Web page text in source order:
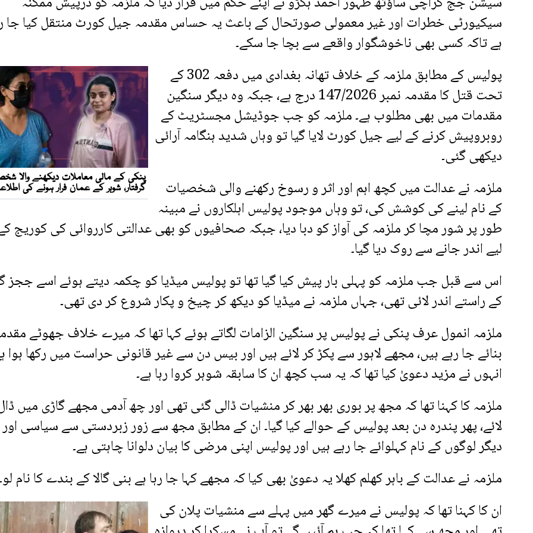
سیکیورٹی خطرات اور غیر معمولی صورتحال کے باعث یہ حساس مقدمہ جیل کورٹ منتقل کیا جا
ہے تاکہ کسی بھی ناخوشگوار واقعے سے بچا جا سکے۔
پولیس کے مطابق ملزمہ کے خلاف تھانہ بغدادی میں دفعہ 302 کے
تحت قتل کا مقدمہ نمبر 147/2026 درج ہے، جبکہ وہ دیگر سنگین
مقدمات میں بھی مطلوب ہے۔ ملزمہ کو جب جوڈیشل مجسٹریٹ کے
روبروپیش کرنے کے لیے جیل کورٹ لایا گیا تو وہاں شدید ہنگامہ آرائی
دیکھی گئی۔
ملزمہ نے عدالت میں کچھ اہم اور اثر و رسوخ رکھنے والی شخصیات
کے نام لینے کی کوشش کی، تو وہاں موجود پولیس اہلکاروں نے مبینہ
طور پر شور مچا کر ملزمہ کی آواز کو دبا دیا، جبکہ صحافیوں کو بھی عدالتی کارروائی کی کوریج
لیے اندر جانے سے روک دیا گیا۔
اس سے قبل جب ملزمہ کو پہلی بار پیش کیا گیا تھا تو پولیس میڈیا کو چکمہ دیتے ہوئے اسے
کے راستے اندر لائی تھی، جہاں ملزمہ نے میڈیا کو دیکھ کر چیخ و پکار شروع کر دی تھی۔
ملزمہ انمول عرف پنکی نے پولیس پر سنگین الزامات لگاتے ہوئے کہا تھا کہ میرے خلاف جھوٹے
بنائے جا رہے ہیں، مجھے لاہور سے پکڑ کر لائے ہیں اور بیس دن سے غیر قانونی حراست میں رکھا ہوا
انہوں نے مزید دعویٰ کیا تھا کہ یہ سب کچھ ان کا سابقہ شوہر کروا رہا ہے۔
ملزمہ کا کہنا تھا کہ مجھ پر بوری بھر بھر کر منشیات ڈالی گئی تھی اور چھ آدمی مجھے گاڑی میں
لائے، پھر پندرہ دن بعد پولیس کے حوالے کیا گیا۔ ان کے مطابق مجھ سے زور زبردستی سے سیاسی اور
دیگر لوگوں کے نام کہلوائے جا رہے ہیں اور پولیس اپنی مرضی کا بیان دلوانا چاہتی ہے۔
ملزمہ نے عدالت کے باہر کھلم کھلا یہ دعویٰ بھی کیا کہ مجھے کہا جا رہا ہے بنی گالا کے بندے کا نام
ان کا کہنا تھا کہ پولیس نے میرے گھر میں پہلے سے منشیات پلان کی